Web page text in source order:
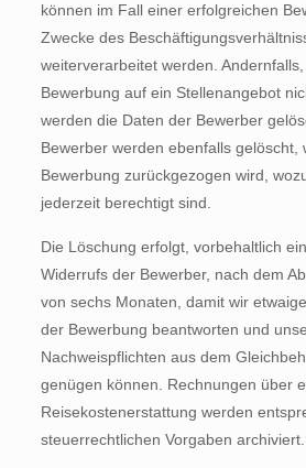
können im Fall einer erfolgreichen
Zwecke des
weiterverarbeitet werden.
Bewerbung auf ein Stellenangebot
werden die Daten der Bewerber
Bewerber werden ebenfalls gelöscht,
Bewerbung zurückgezogen wird,
jederzeit berechtigt sind.
Die Löschung erfolgt, vorbehaltlich
Widerrufs der Bewerber, nach dem
von sechs Monaten, damit wir
der Bewerbung beantworten und
Nachweispflichten aus dem
genügen können. Rechnungen über
Reisekostenerstattung werden
steuerrechtlichen Vorgaben archiviert.